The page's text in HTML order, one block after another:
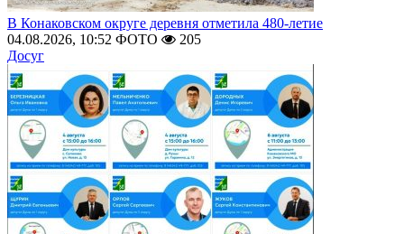
В Конаковском округе деревня отметила 480-летие
04.08.2026, 10:52 ФОТО
205
Досуг